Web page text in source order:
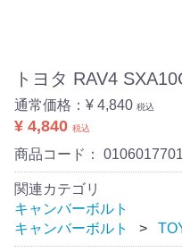
トヨタ RAV4
通常価格： ¥ 4,840 税込
¥ 4,840 税込
商品コード：
関連カテゴリ
キャンバーボルト
キャンバーボルト